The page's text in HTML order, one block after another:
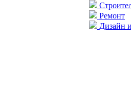
Ремонт
Дизайн